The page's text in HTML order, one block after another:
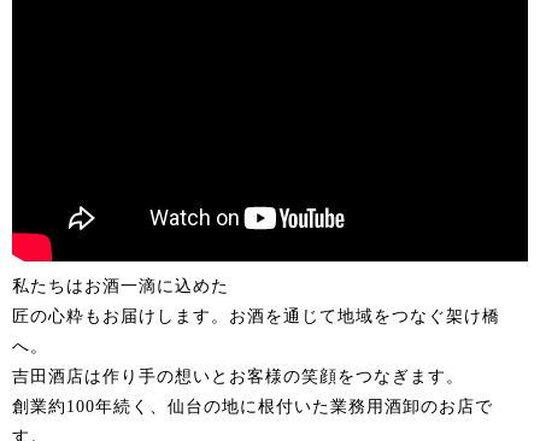
私たちはお酒一滴に込めた
匠の心粋もお届けします。お酒を通じて地域をつなぐ架け橋
へ。
吉田酒店は作り手の想いとお客様の笑顔をつなぎます。
創業約100年続く、仙台の地に根付いた業務用酒卸のお店で
す。